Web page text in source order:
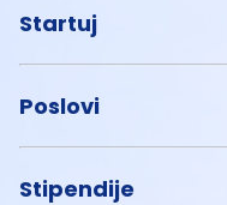
Startuj
Poslovi
Stipendije